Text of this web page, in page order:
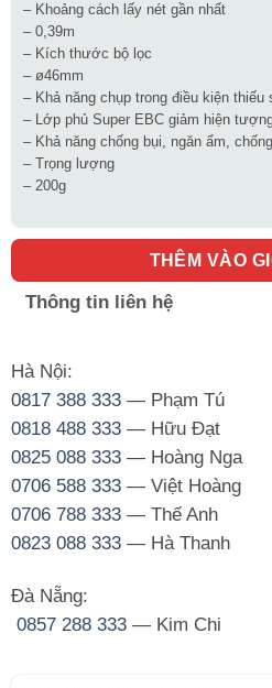
– Khoảng cách lấy nét gần nhất
– 0,39m
– Kích thước bộ lọc
– ø46mm
– Khả năng chụp trong điều kiện thiếu
– Lớp phủ Super EBC giảm hiện
– Khả năng chống bụi, ngăn ẩm,
– Trọng lượng
– 200g
THÊM VÀO
Thông tin liên hệ
Hà Nội:
0817 388 333— Phạm Tú
0818 488 333— Hữu Đạt
0825 088 333— Hoàng Nga
0706 588 333— Việt Hoàng
0706 788 333— Thế Anh
0823 088 333— Hà Thanh
Đà Nẵng:
0857 288 333— Kim Chi